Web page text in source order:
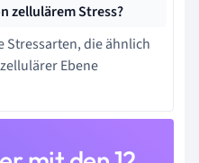
zellulärem Stress?
die ähnlich
Ebene